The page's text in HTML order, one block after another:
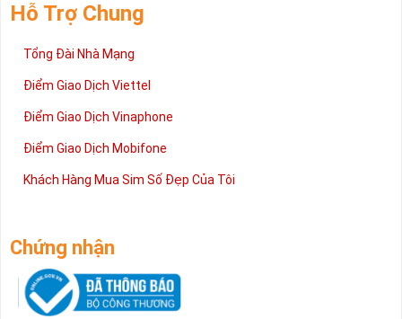
Hỗ Trợ Chung
Tổng Đài Nhà Mạng
Điểm Giao Dịch Viettel
Điểm Giao Dịch Vinaphone
Điểm Giao Dịch Mobifone
Khách Hàng Mua Sim Số Đẹp Của Tôi
Chứng nhận